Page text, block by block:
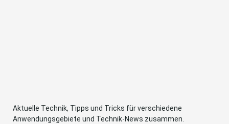
Aktuelle Technik, Tipps und Tricks für verschiedene
Anwendungsgebiete und Technik-News zusammen.